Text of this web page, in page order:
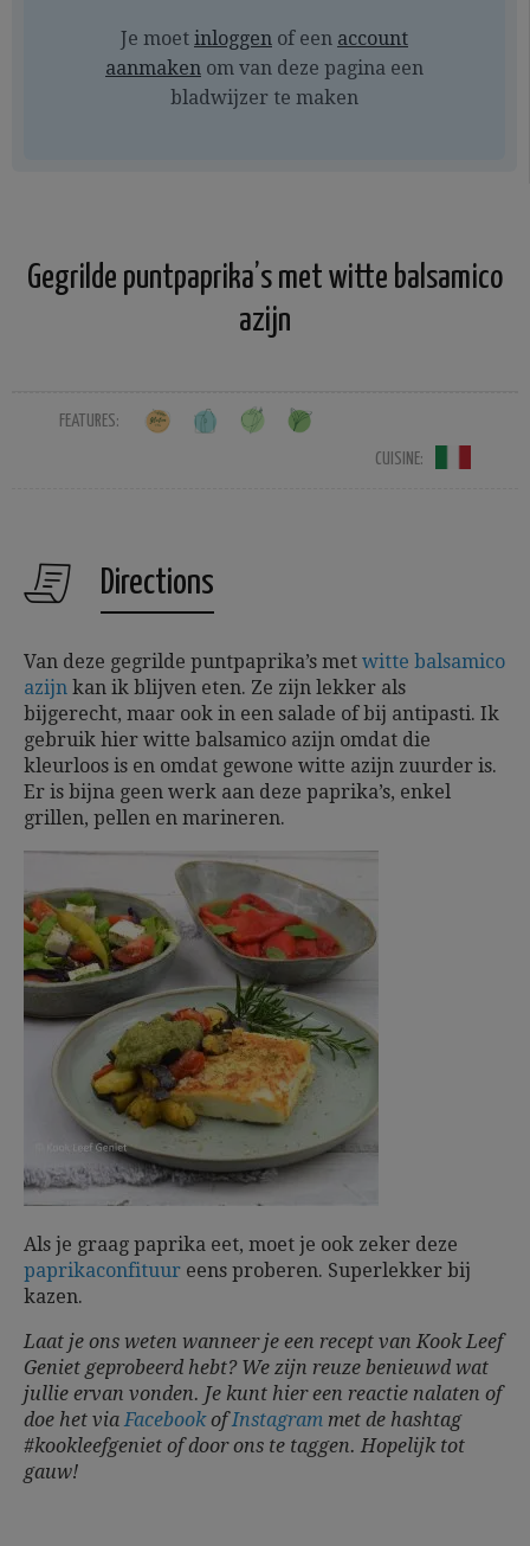
Je moet inloggen of een account
aanmaken om van deze pagina een
bladwijzer te maken
Gegrilde puntpaprika’s met witte balsamico
azijn
FEATURES:
CUISINE:
Directions
Van deze gegrilde puntpaprika’s met witte balsamico
azijn kan ik blijven eten. Ze zijn lekker als
bijgerecht, maar ook in een salade of bij antipasti. Ik
gebruik hier witte balsamico azijn omdat die
kleurloos is en omdat gewone witte azijn zuurder is.
Er is bijna geen werk aan deze paprika’s, enkel
grillen, pellen en marineren.
Als je graag paprika eet, moet je ook zeker deze
paprikaconfituur eens proberen. Superlekker bij
kazen.
Laat je ons weten wanneer je een recept van Kook Leef
Geniet geprobeerd hebt? We zijn reuze benieuwd wat
jullie ervan vonden. Je kunt hier een reactie nalaten of
doe het viaFacebookofInstagram met de hashtag
#kookleefgeniet of door ons te taggen.Hopelijk tot
gauw!